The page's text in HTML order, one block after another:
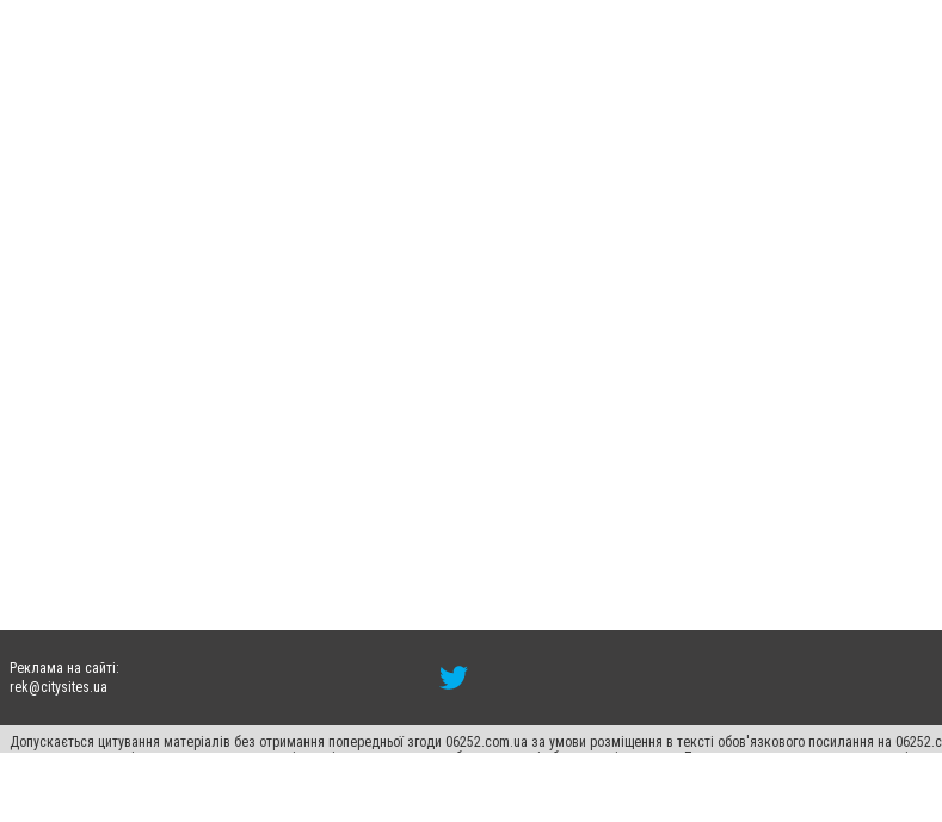
Реклама на сайті:
rek@citysites.ua
Допускається цитування матеріалів без отримання попередньої згоди 06252.com.ua за умови розміщення в тексті обов'язкового посилання на
пошукових систем гіперпосилання на цитовані статті не нижче другого абзацу в тексті або в якості джерела. Порушення виняткових прав